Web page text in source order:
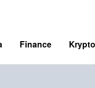
Finance